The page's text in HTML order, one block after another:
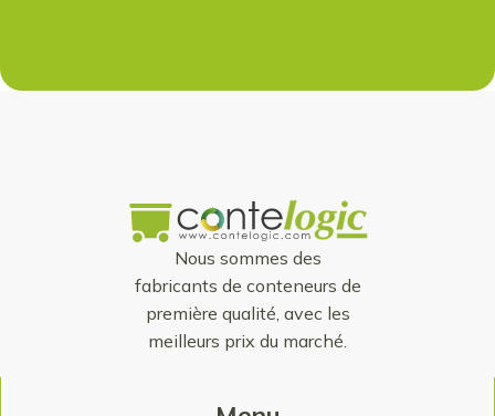
Nous sommes des
fabricants de conteneurs de
première qualité, avec les
meilleurs prix du marché.